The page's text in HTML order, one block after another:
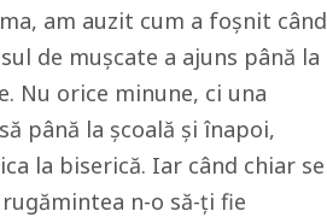
am auzit cum a foșnit când
de mușcate a ajuns până la
Nu orice minune, ci una
până la școală și înapoi,
la biserică. Iar când chiar se
n-o să-ți fie